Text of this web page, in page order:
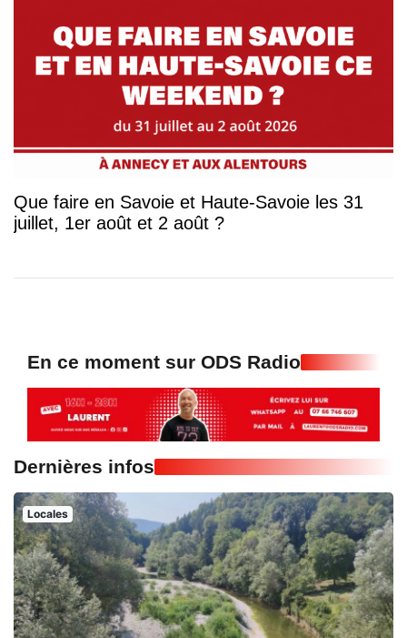
Que faire en Savoie et Haute-Savoie les 31
juillet, 1er août et 2 août ?
En ce moment sur ODS Radio
Dernières infos
Locales